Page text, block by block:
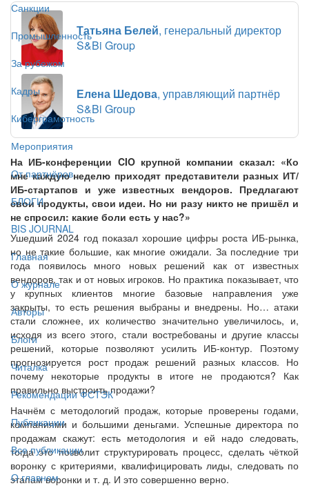
Санкции
Промышленность
За рубежом
Кадры
Киберграмотность
Мероприятия
От партнёров
БЛОГИ
BIS JOURNAL
Главная
О журнале
Авторы
Блоги
Читалка
Рекомендации ФСТЭК
Публикации
Все публикации
О главном
Татьяна Белей, генеральный директор
S&Bi Group
Елена Шедова, управляющий партнёр
S&Bi Group
На ИБ-конференции CIO крупной компании сказал: «Ко
мне каждую неделю приходят представители разных ИТ/
ИБ-стартапов и уже известных вендоров. Предлагают
свои продукты, свои идеи. Но ни разу никто не пришёл и
не спросил: какие боли есть у нас?»
Ушедший 2024 год показал хорошие цифры роста ИБ-рынка,
но не такие большие, как многие ожидали. За последние три
года появилось много новых решений как от известных
вендоров, так и от новых игроков. Но практика показывает, что
у крупных клиентов многие базовые направления уже
закрыты, то есть решения выбраны и внедрены. Но… атаки
стали сложнее, их количество значительно увеличилось, и,
исходя из всего этого, стали востребованы и другие классы
решений, которые позволяют усилить ИБ-контур. Поэтому
прогнозируется рост продаж решений разных классов. Но
почему некоторые продукты в итоге не продаются? Как
правильно выстроить продажи?
Начнём с методологий продаж, которые проверены годами,
компаниями и большими деньгами. Успешные директора по
продажам скажут: есть методология и ей надо следовать,
тогда это позволит структурировать процесс, сделать чёткой
воронку с критериями, квалифицировать лиды, следовать по
этапам воронки и т. д. И это совершенно верно.